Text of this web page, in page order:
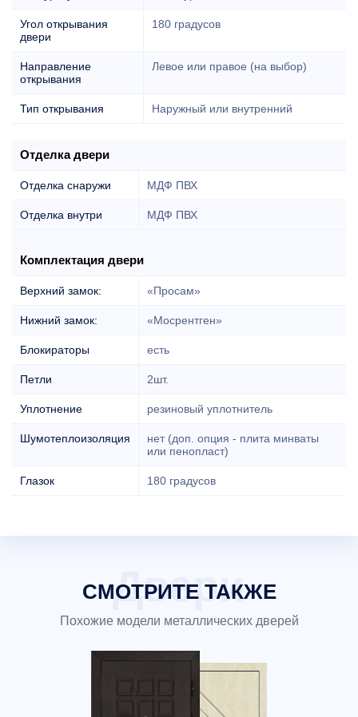
Угол открывания
двери
180 градусов
Направление
открывания
Левое или правое (на выбор)
Тип открывания Наружный или внутренний
Отделка двери
Отделка снаружи МДФ ПВХ
Отделка внутри МДФ ПВХ
Комплектация двери
Верхний замок: «Просам»
Нижний замок: «Мосрентген»
Блокираторы есть
Петли 2шт.
Уплотнение резиновый уплотнитель
Шумотеплоизоляция
нет (доп. опция - плита минваты
или пенопласт)
Глазок 180 градусов
СМОТРИТЕ ТАКЖЕ
Похожие модели металлических дверей